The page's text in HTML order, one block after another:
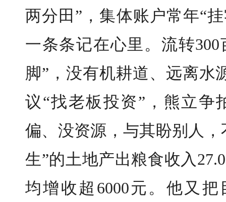
两分田”，集体账户常年“
一条条记在心里。流转
脚”，没有机耕道、远离水
议“找老板投资”，熊立争
偏、没资源，与其盼别人
生”的土地产出粮食收入
均增收超6000元。他又